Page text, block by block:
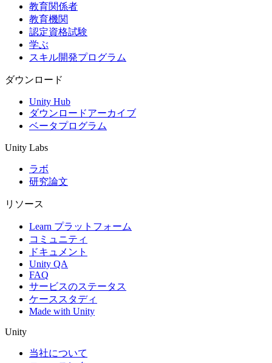
教育関係者
教育機関
認定資格試験
学ぶ
スキル開発プログラム
ダウンロード
Unity Hub
ダウンロードアーカイブ
ベータプログラム
Unity Labs
ラボ
研究論文
リソース
Learn プラットフォーム
コミュニティ
ドキュメント
Unity QA
FAQ
サービスのステータス
ケーススタディ
Made with Unity
Unity
当社について